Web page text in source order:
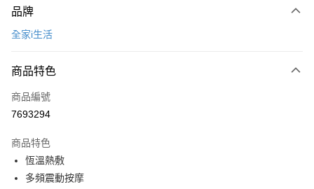
全家線上支付
本島宅配-活動商品
免運費
免運費
品牌
全家i生活
商品特色
商品編號
7693294
商品特色
恆溫熱敷
多頻震動按摩